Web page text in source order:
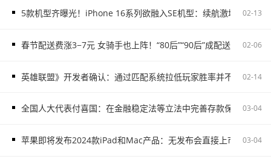
5款机型齐曝光！iPhone 16系列欲融入SE机型：续航激增、8G内
02-13
春节配送费涨3−7元 女骑手也上阵！“80后”“90后”成配送主力02-06
英雄联盟》开发者确认：通过匹配系统拉低玩家胜率并不存在02-14
全国人大代表付喜国：在金融稳定法等立法中完善存款保险制度
03-04
苹果即将发布2024款iPad和Mac产品：无发布会直接上市 03-04